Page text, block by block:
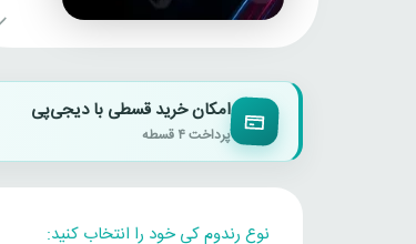
امکان خرید قسطی با دیجی‌پی
پرداخت ۴ قسطه
نوع رندوم کی خود را انتخاب کنید: